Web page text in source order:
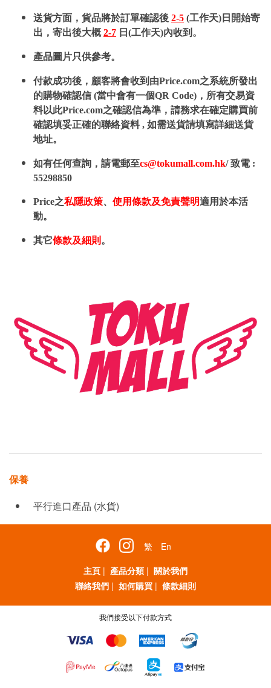
送貨方面，貨品將於訂單確認後 2-5 (工作天)日開始寄
出，寄出後大概2-7 日(工作天)內收到。
產品圖片只供參考。
付款成功後，顧客將會收到由Price.com之系統所發出
的購物確認信 (當中會有一個QR Code)，所有交易資
料以此Price.com之確認信為準，請務求在確定購買前
確認填妥正確的聯絡資料 , 如需送貨請填寫詳細送貨
地址。
如有任何查詢，請電郵至cs@tokumall.com.hk/ 致電 :
55298850
Price之私隱政策、 使用條款及免責聲明適用於本活
動。
其它條款及細則 。
保養
平行進口產品 (水貨)
繁
En
主頁 | 產品分類 | 關於我們
聯絡我們 | 如何購買 | 條款細則
我們接受以下付款方式